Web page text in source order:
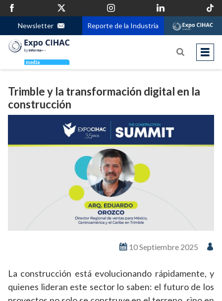
Newsletter Reporte de la Industria
Trimble y la transformación digital en la
construcción
10 Septiembre 2025
La construcción está evolucionando rápidamente, y
quienes lideran este sector lo saben: el futuro de los